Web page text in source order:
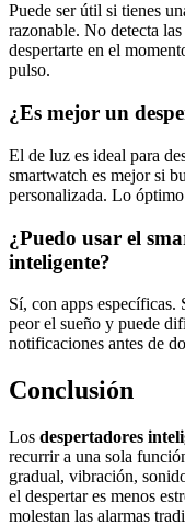
Puede ser útil si tienes
razonable. No detecta
despertarte en el
pulso.
¿Es mejor un
El de luz es ideal para
smartwatch es mejor si
personalizada. Lo
¿Puedo usar el
inteligente?
Sí, con apps
peor el sueño y puede
notificaciones antes de
Conclusión
Los despertadores
recurrir a una sola
gradual, vibración,
el despertar es menos
molestan las alarmas